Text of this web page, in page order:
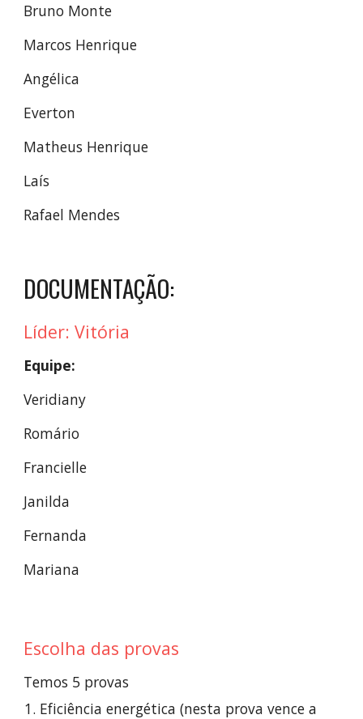
Bruno Monte
Marcos Henrique
Angélica
Everton
Matheus Henrique
Laís
Rafael Mendes
DOCUMENTAÇÃO:
Líder: Vitória
Equipe:
Veridiany
Romário
Francielle
Janilda
Fernanda
Mariana
Escolha das provas
Temos 5 provas
Eficiência energética (nesta prova vence a